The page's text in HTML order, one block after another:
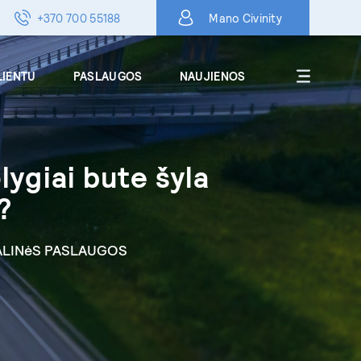
+370 700 55188 Mano Civinity
PASLAUGOS NAUJIENOS
Apie
DUK
bute šyla
PASLAUGOS